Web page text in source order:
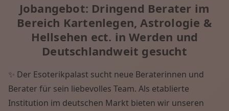
Jobangebot: Dringend Berater im
Bereich Kartenlegen, Astrologie &
Hellsehen ect. in Werden und
Deutschlandweit gesucht
✨ Der Esoterikpalast sucht neue Beraterinnen und
Berater für sein liebevolles Team. Als etablierte
Institution im deutschen Markt bieten wir unseren